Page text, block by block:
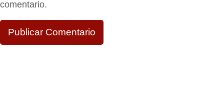
comentario.